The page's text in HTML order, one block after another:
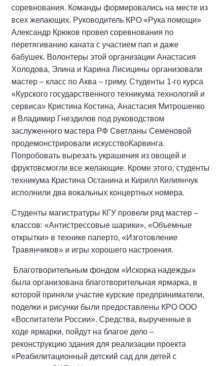
соревнования. Команды формировались на месте из
всех желающих. Руководитель КРО «Рука помощи»
Александр Крюков провел соревнования по
перетягиванию каната с участием пап и даже
бабушек. Волонтеры этой организации Анастасия
Холодова, Элина и Карина Лисицины организовали
мастер – класс по Аква – гриму. Студенты 1-го курса
«Курского государственного техникума технологий и
сервиса» Кристина Костина, Анастасия Митрошенко
и Владимир Гнездилов под руководством
заслуженного мастера РФ Светланы Семеновой
продемонстрировали искусствоКарвинга.
Попробовать вырезать украшения из овощей и
фруктовсмогли все желающие. Кроме этого, студенты
техникума Кристина Останина и Кирилл Килиянчук
исполнили два вокальных концертных номера.
Студенты магистратуры КГУ провели ряд мастер –
классов: «Антистрессовые шарики», «Объемные
открытки» в технике паперто, «Изготовление
Травянчиков» и игры хорошего настроения.
Благотворительным фондом «Искорка надежды»
была организована благотворительная ярмарка, в
которой приняли участие курские предприниматели,
поделки и рисунки были предоставлены КРО ООО
«Воспитатели России». Средства, вырученные в
ходе ярмарки, пойдут на благое дело –
реконструкцию здания для реализации проекта
«Реабилитационный детский сад для детей с